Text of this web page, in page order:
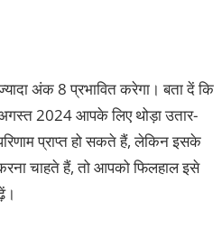
अंक 8 प्रभावित करेगा। बता दें कि
2024 आपके लिए थोड़ा उतार-
प्राप्त हो सकते हैं, लेकिन इसके
चाहते हैं, तो आपको फिलहाल इसे